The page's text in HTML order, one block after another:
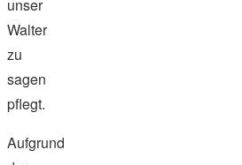
unser
Walter
zu
sagen
pflegt.
Aufgrund